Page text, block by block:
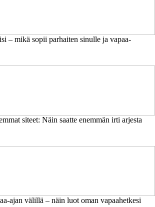
– mikä sopii parhaiten sinulle ja vapaa-
siteet: Näin saatte enemmän irti arjesta
ajan välillä – näin luot oman vapaahetkesi